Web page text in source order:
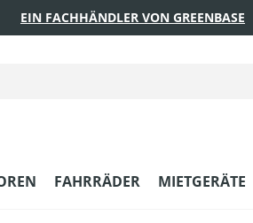
EIN FACHHÄNDLER VON GREENBASE
FAHRRÄDER MIETGERÄTE